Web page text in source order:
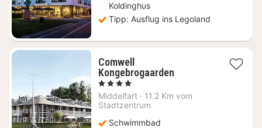
Koldinghus
Tipp: Ausflug ins Legoland
Comwell
Kongebrogaarden1
ab
, 4 Sterne
Middelfart · 11.2 Km vom
Stadtzentrum
Schwimmbad